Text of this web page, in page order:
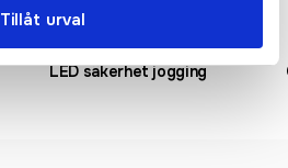
Tillåt urval
LED säkerhet jogging